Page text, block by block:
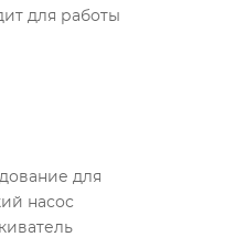
для работы
для
насос